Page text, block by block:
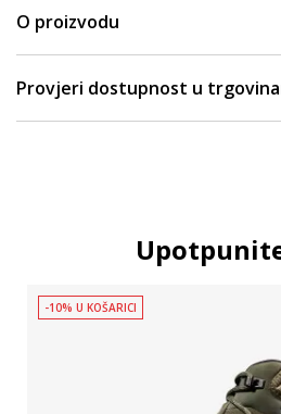
O proizvodu
Provjeri dostupnost u
-10% U KOŠARICI